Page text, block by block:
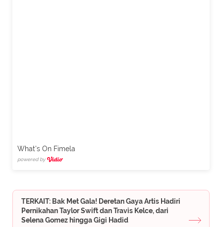
What's On Fimela
powered by
TERKAIT: Bak Met Gala! Deretan Gaya Artis Hadiri
Pernikahan Taylor Swift dan Travis Kelce, dari
Selena Gomez hingga Gigi Hadid